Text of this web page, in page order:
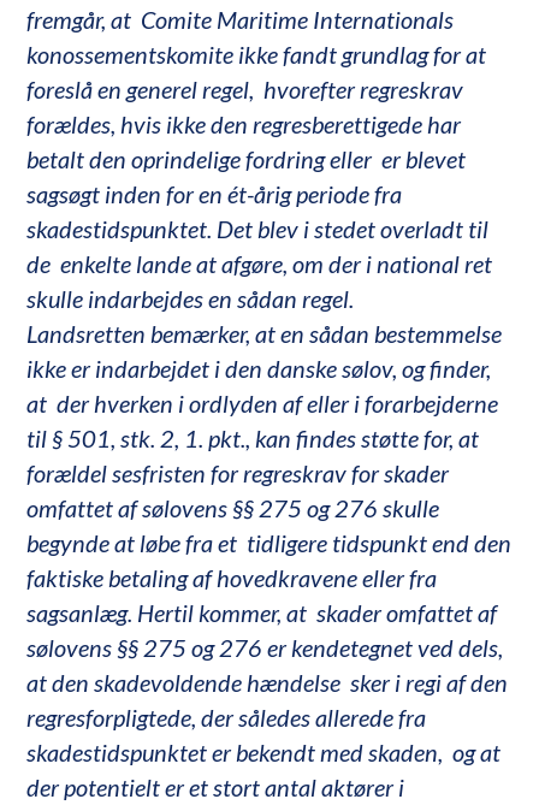
fremgår, at Comite Maritime Internationals
konossementskomite ikke fandt grundlag for at
foreslå en generel regel, hvorefter regreskrav
forældes, hvis ikke den regresberettigede har
betalt den oprindelige fordring eller er blevet
sagsøgt inden for en ét-årig periode fra
skadestidspunktet. Det blev i stedet overladt til
de enkelte lande at afgøre, om der i national ret
skulle indarbejdes en sådan regel.
Landsretten bemærker, at en sådan bestemmelse
ikke er indarbejdet i den danske sølov, og finder,
at der hverken i ordlyden af eller i forarbejderne
til § 501, stk. 2, 1. pkt., kan findes støtte for, at
forældel sesfristen for regreskrav for skader
omfattet af sølovens §§ 275 og 276 skulle
begynde at løbe fra et tidligere tidspunkt end den
faktiske betaling af hovedkravene eller fra
sagsanlæg. Hertil kommer, at skader omfattet af
sølovens §§ 275 og 276 er kendetegnet ved dels,
at den skadevoldende hændelse sker i regi af den
regresforpligtede, der således allerede fra
skadestidspunktet er bekendt med skaden, og at
der potentielt er et stort antal aktører i